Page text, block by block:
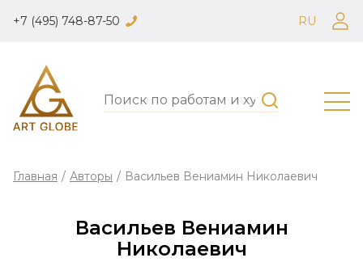
+7 (495) 748-87-50 RU
Главная / Авторы / Васильев Вениамин Николаевич
Васильев Вениамин
Николаевич